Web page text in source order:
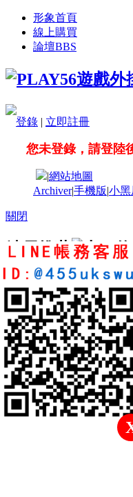
形象首頁
線上購買
論壇BBS
登錄 | 立即註冊
您未登錄，請登陸
|網站地圖
Archiver|手機版|小黑
關閉
站長推薦
GMT+8, 2026-8-7 01:45,
© 2001-2011 Powered by
快速回復 返回頂部 返回